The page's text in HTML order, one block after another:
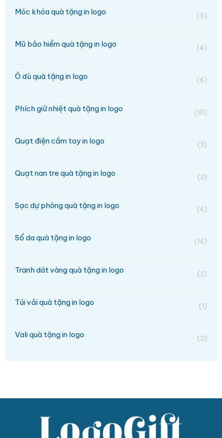
Móc khóa quà tặng in logo (5)
Mũ bảo hiểm quà tặng in logo (4)
Ô dù quà tặng in logo (6)
Phích giữ nhiệt quà tặng in logo (10)
Quạt điện cầm tay in logo (3)
Quạt nan tre quà tặng in logo (2)
Sạc dự phòng quà tặng in logo (4)
Sổ da quà tặng in logo (14)
Tranh dát vàng quà tặng in logo (2)
Túi vải quà tặng in logo (1)
Vali quà tặng in logo (2)